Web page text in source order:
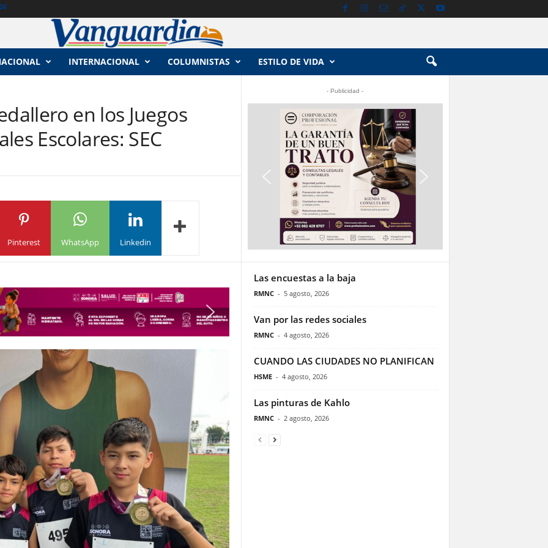
INTERNACIONAL COLUMNISTAS ESTILO DE VIDA
en los Juegos
Escolares: SEC
Pinterest WhatsApp Linkedin
- Publicidad -
Las encuestas a la baja
RMNC - 5 agosto, 2026
Van por las redes sociales
RMNC - 4 agosto, 2026
CUANDO LAS CIUDADES NO PLANIFICAN
HSME - 4 agosto, 2026
Las pinturas de Kahlo
RMNC - 2 agosto, 2026